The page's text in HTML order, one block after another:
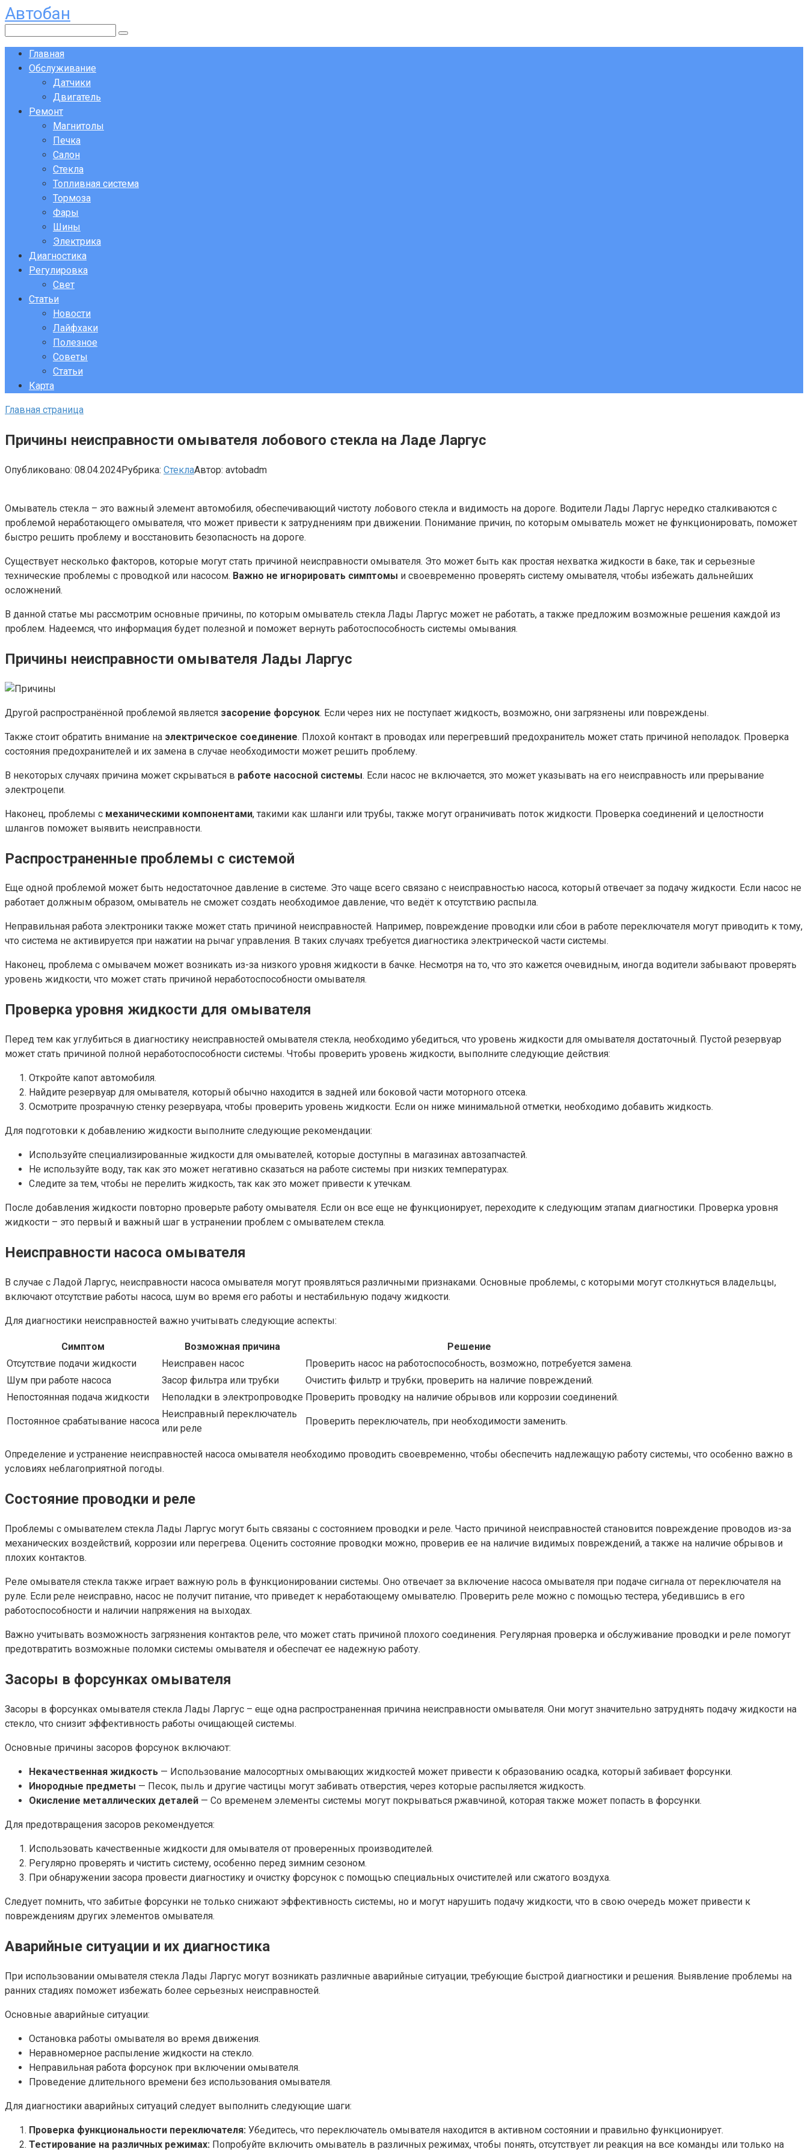
Перейти
к
контенту
Автобан
Главная
Обслуживание
Датчики
Двигатель
Ремонт
Магнитолы
Печка
Салон
Стекла
Топливная система
Тормоза
Фары
Шины
Электрика
Диагностика
Регулировка
Свет
Статьи
Новости
Лайфхаки
Полезное
Советы
Статьи
Карта
Главная страница
Причины неисправности омывателя лобового стекла на Ладе Ларгус
Опубликовано: 08.04.2024Рубрика: СтеклаАвтор: avtobadm
Омыватель стекла – это важный элемент автомобиля, обеспечивающий чистоту лобового стекла и видимость на дороге. Водители Лады Ларгус нередко сталкиваются с
проблемой неработающего омывателя, что может привести к затруднениям при движении. Понимание причин, по которым омыватель может не функционировать, поможет
быстро решить проблему и восстановить безопасность на дороге.
Существует несколько факторов, которые могут стать причиной неисправности омывателя. Это может быть как простая нехватка жидкости в баке, так и серьезные
технические проблемы с проводкой или насосом. Важно не игнорировать симптомы и своевременно проверять систему омывателя, чтобы избежать дальнейших
осложнений.
В данной статье мы рассмотрим основные причины, по которым омыватель стекла Лады Ларгус может не работать, а также предложим возможные решения каждой из
проблем. Надеемся, что информация будет полезной и поможет вернуть работоспособность системы омывания.
Причины неисправности омывателя Лады Ларгус
Другой распространённой проблемой является засорение форсунок. Если через них не поступает жидкость, возможно, они загрязнены или повреждены.
Также стоит обратить внимание на электрическое соединение. Плохой контакт в проводах или перегревший предохранитель может стать причиной неполадок. Проверка
состояния предохранителей и их замена в случае необходимости может решить проблему.
В некоторых случаях причина может скрываться в работе насосной системы. Если насос не включается, это может указывать на его неисправность или прерывание
электроцепи.
Наконец, проблемы с механическими компонентами, такими как шланги или трубы, также могут ограничивать поток жидкости. Проверка соединений и целостности
шлангов поможет выявить неисправности.
Распространенные проблемы с системой
Еще одной проблемой может быть недостаточное давление в системе. Это чаще всего связано с неисправностью насоса, который отвечает за подачу жидкости. Если насос не
работает должным образом, омыватель не сможет создать необходимое давление, что ведёт к отсутствию распыла.
Неправильная работа электроники также может стать причиной неисправностей. Например, повреждение проводки или сбои в работе переключателя могут приводить к тому,
что система не активируется при нажатии на рычаг управления. В таких случаях требуется диагностика электрической части системы.
Наконец, проблема с омывачем может возникать из-за низкого уровня жидкости в бачке. Несмотря на то, что это кажется очевидным, иногда водители забывают проверять
уровень жидкости, что может стать причиной неработоспособности омывателя.
Проверка уровня жидкости для омывателя
Перед тем как углубиться в диагностику неисправностей омывателя стекла, необходимо убедиться, что уровень жидкости для омывателя достаточный. Пустой резервуар
может стать причиной полной неработоспособности системы. Чтобы проверить уровень жидкости, выполните следующие действия:
Откройте капот автомобиля.
Найдите резервуар для омывателя, который обычно находится в задней или боковой части моторного отсека.
Осмотрите прозрачную стенку резервуара, чтобы проверить уровень жидкости. Если он ниже минимальной отметки, необходимо добавить жидкость.
Для подготовки к добавлению жидкости выполните следующие рекомендации:
Используйте специализированные жидкости для омывателей, которые доступны в магазинах автозапчастей.
Не используйте воду, так как это может негативно сказаться на работе системы при низких температурах.
Следите за тем, чтобы не перелить жидкость, так как это может привести к утечкам.
После добавления жидкости повторно проверьте работу омывателя. Если он все еще не функционирует, переходите к следующим этапам диагностики. Проверка уровня
жидкости – это первый и важный шаг в устранении проблем с омывателем стекла.
Неисправности насоса омывателя
В случае с Ладой Ларгус, неисправности насоса омывателя могут проявляться различными признаками. Основные проблемы, с которыми могут столкнуться владельцы,
включают отсутствие работы насоса, шум во время его работы и нестабильную подачу жидкости.
Для диагностики неисправностей важно учитывать следующие аспекты:
Симптом Возможная причина
Решение
Отсутствие подачи жидкости
Неисправен насос
Проверить насос на работоспособность, возможно, потребуется замена.
Шум при работе насоса
Засор фильтра или трубки
Очистить фильтр и трубки, проверить на наличие повреждений.
Непостоянная подача жидкости
Неполадки в электропроводке Проверить проводку на наличие обрывов или коррозии соединений.
Постоянное срабатывание насоса
Неисправный переключатель
или реле
Проверить переключатель, при необходимости заменить.
Определение и устранение неисправностей насоса омывателя необходимо проводить своевременно, чтобы обеспечить надлежащую работу системы, что особенно важно в
условиях неблагоприятной погоды.
Состояние проводки и реле
Проблемы с омывателем стекла Лады Ларгус могут быть связаны с состоянием проводки и реле. Часто причиной неисправностей становится повреждение проводов из-за
механических воздействий, коррозии или перегрева. Оценить состояние проводки можно, проверив ее на наличие видимых повреждений, а также на наличие обрывов и
плохих контактов.
Реле омывателя стекла также играет важную роль в функционировании системы. Оно отвечает за включение насоса омывателя при подаче сигнала от переключателя на
руле. Если реле неисправно, насос не получит питание, что приведет к неработающему омывателю. Проверить реле можно с помощью тестера, убедившись в его
работоспособности и наличии напряжения на выходах.
Важно учитывать возможность загрязнения контактов реле, что может стать причиной плохого соединения. Регулярная проверка и обслуживание проводки и реле помогут
предотвратить возможные поломки системы омывателя и обеспечат ее надежную работу.
Засоры в форсунках омывателя
Засоры в форсунках омывателя стекла Лады Ларгус – еще одна распространенная причина неисправности омывателя. Они могут значительно затруднять подачу жидкости на
стекло, что снизит эффективность работы очищающей системы.
Основные причины засоров форсунок включают:
Некачественная жидкость — Использование малосортных омывающих жидкостей может привести к образованию осадка, который забивает форсунки.
Инородные предметы — Песок, пыль и другие частицы могут забивать отверстия, через которые распыляется жидкость.
Окисление металлических деталей — Со временем элементы системы могут покрываться ржавчиной, которая также может попасть в форсунки.
Для предотвращения засоров рекомендуется:
Использовать качественные жидкости для омывателя от проверенных производителей.
Регулярно проверять и чистить систему, особенно перед зимним сезоном.
При обнаружении засора провести диагностику и очистку форсунок с помощью специальных очистителей или сжатого воздуха.
Следует помнить, что забитые форсунки не только снижают эффективность системы, но и могут нарушить подачу жидкости, что в свою очередь может привести к
повреждениям других элементов омывателя.
Аварийные ситуации и их диагностика
При использовании омывателя стекла Лады Ларгус могут возникать различные аварийные ситуации, требующие быстрой диагностики и решения. Выявление проблемы на
ранних стадиях поможет избежать более серьезных неисправностей.
Основные аварийные ситуации:
Остановка работы омывателя во время движения.
Неравномерное распыление жидкости на стекло.
Неправильная работа форсунок при включении омывателя.
Проведение длительного времени без использования омывателя.
Для диагностики аварийных ситуаций следует выполнить следующие шаги:
Проверка функциональности переключателя: Убедитесь, что переключатель омывателя находится в активном состоянии и правильно функционирует.
Тестирование на различных режимах: Попробуйте включить омыватель в различных режимах, чтобы понять, отсутствует ли реакция на все команды или только на